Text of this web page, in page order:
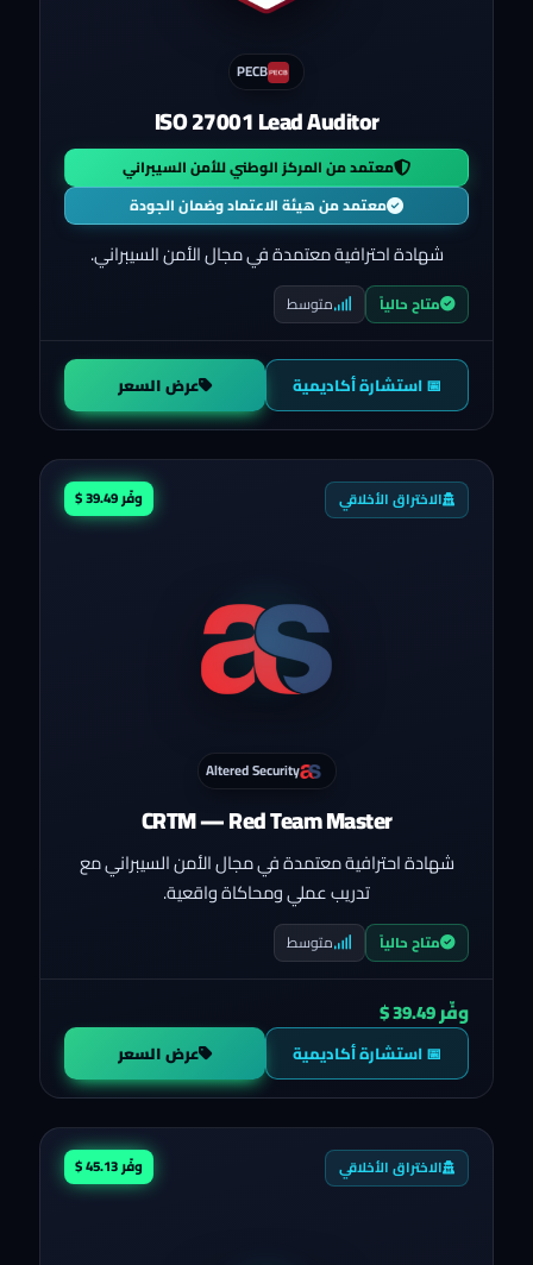
PECB
ISO 27001 Lead Auditor
معتمد من المركز الوطني للأمن السيبراني
معتمد من هيئة الاعتماد وضمان الجودة
شهادة احترافية معتمدة في مجال الأمن السيبراني.
متاح حالياً متوسط
📅 استشارة أكاديمية عرض السعر
الاختراق الأخلاقي وفّر 39.49 $
Altered Security
CRTM — Red Team Master
شهادة احترافية معتمدة في مجال الأمن السيبراني مع
تدريب عملي ومحاكاة واقعية.
متاح حالياً متوسط
وفّر 39.49 $
📅 استشارة أكاديمية عرض السعر
الاختراق الأخلاقي وفّر 45.13 $